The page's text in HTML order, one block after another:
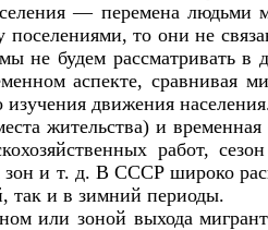
— перемена людьми
то они не
будем рассматривать в
аспекте, сравнивая
изучения движения
жительства) и временная
работ,
и т. д. В СССР широко
так и в зимний периоды.
или зоной выхода